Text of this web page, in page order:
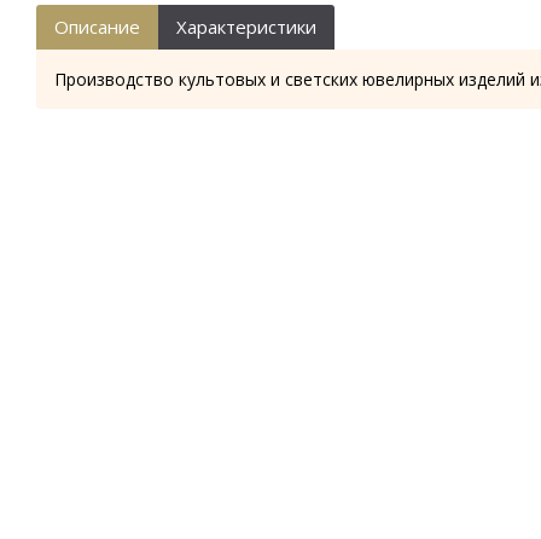
Описание Характеристики
Производство культовых и светских ювелирных изделий